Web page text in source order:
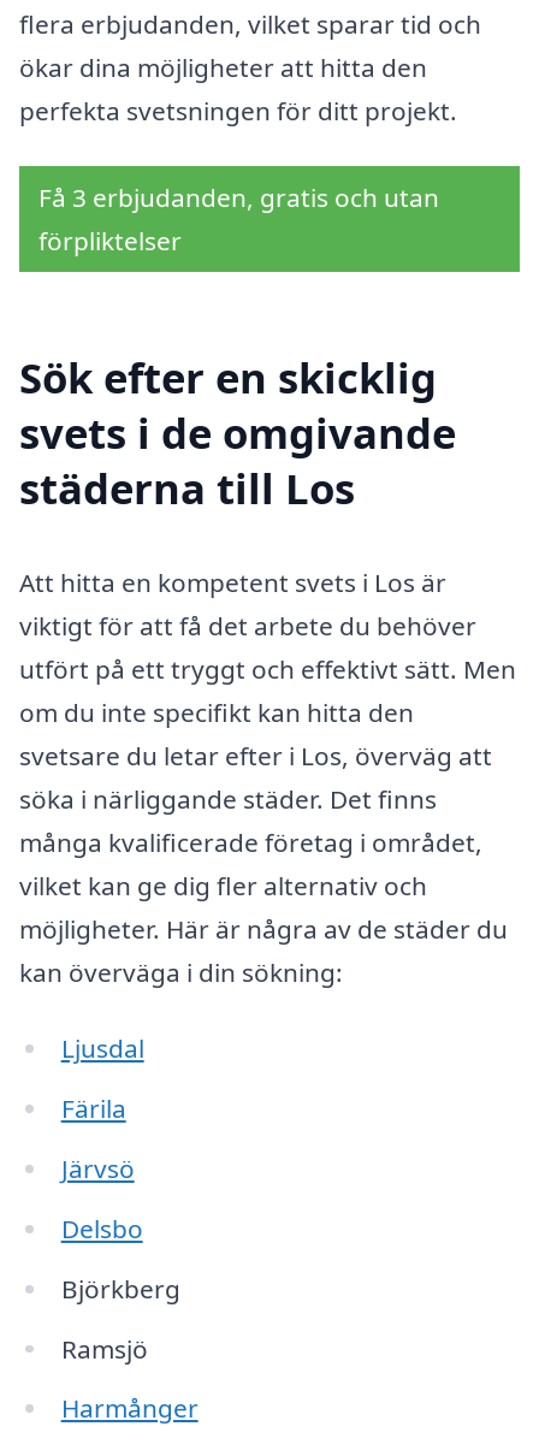
flera erbjudanden, vilket sparar tid och
ökar dina möjligheter att hitta den
perfekta svetsningen för ditt projekt.
Få 3 erbjudanden, gratis och utan
förpliktelser
Sök efter en skicklig
svets i de omgivande
städerna till Los
Att hitta en kompetent svets i Los är
viktigt för att få det arbete du behöver
utfört på ett tryggt och effektivt sätt. Men
om du inte specifikt kan hitta den
svetsare du letar efter i Los, överväg att
söka i närliggande städer. Det finns
många kvalificerade företag i området,
vilket kan ge dig fler alternativ och
möjligheter. Här är några av de städer du
kan överväga i din sökning:
Ljusdal
Färila
Järvsö
Delsbo
Björkberg
Ramsjö
Harmånger